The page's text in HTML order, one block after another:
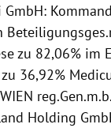
zu 82,06% im
36,92%
Holding